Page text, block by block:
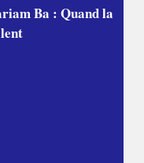
Ba : Quand la